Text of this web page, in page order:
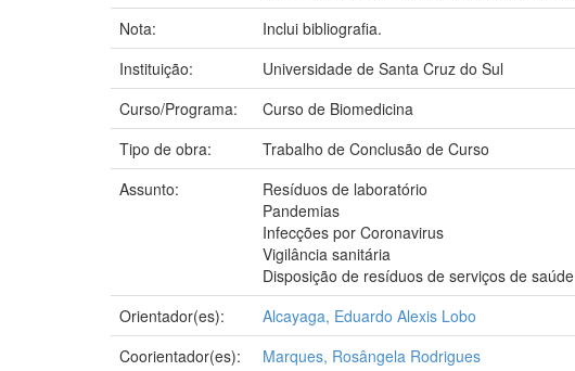
Nota:
Inclui bibliografia.
Instituição:
Universidade de Santa Cruz do Sul
Curso/Programa:
Curso de Biomedicina
Tipo de obra:
Trabalho de Conclusão de Curso
Assunto:
Resíduos de laboratório
Pandemias
Infecções por Coronavirus
Vigilância sanitária
Disposição de resíduos de serviços de saúde
Orientador(es):
Alcayaga, Eduardo Alexis Lobo
Coorientador(es):
Marques, Rosângela Rodrigues